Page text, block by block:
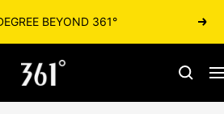
הקודם 361° ONE DEGREE BEYOND
ניווט
361israel.co.il